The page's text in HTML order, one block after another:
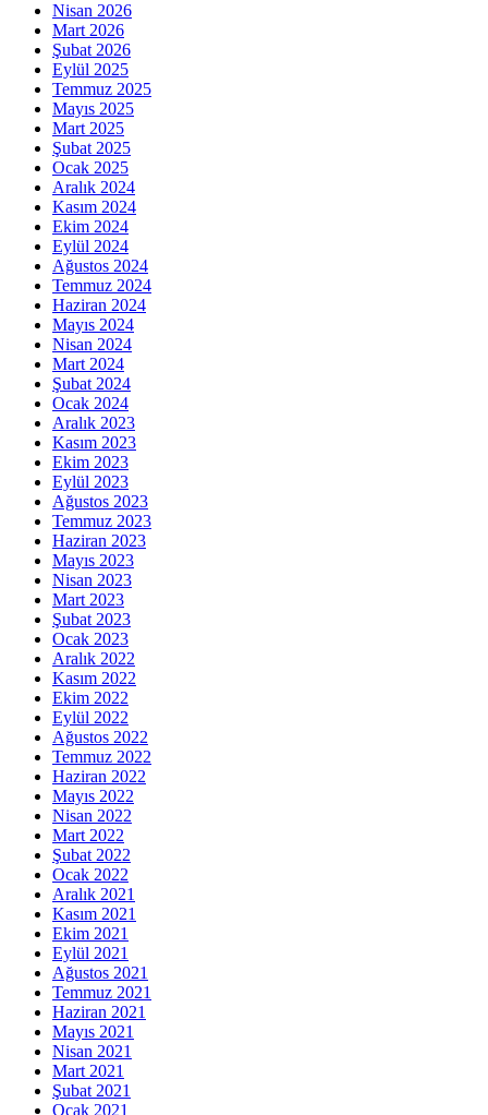
Nisan 2026
Mart 2026
Şubat 2026
Eylül 2025
Temmuz 2025
Mayıs 2025
Mart 2025
Şubat 2025
Ocak 2025
Aralık 2024
Kasım 2024
Ekim 2024
Eylül 2024
Ağustos 2024
Temmuz 2024
Haziran 2024
Mayıs 2024
Nisan 2024
Mart 2024
Şubat 2024
Ocak 2024
Aralık 2023
Kasım 2023
Ekim 2023
Eylül 2023
Ağustos 2023
Temmuz 2023
Haziran 2023
Mayıs 2023
Nisan 2023
Mart 2023
Şubat 2023
Ocak 2023
Aralık 2022
Kasım 2022
Ekim 2022
Eylül 2022
Ağustos 2022
Temmuz 2022
Haziran 2022
Mayıs 2022
Nisan 2022
Mart 2022
Şubat 2022
Ocak 2022
Aralık 2021
Kasım 2021
Ekim 2021
Eylül 2021
Ağustos 2021
Temmuz 2021
Haziran 2021
Mayıs 2021
Nisan 2021
Mart 2021
Şubat 2021
Ocak 2021